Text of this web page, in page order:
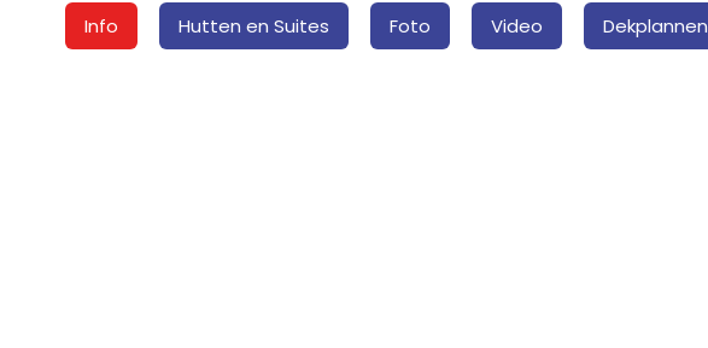
Info Hutten en Suites Foto Video Dekplannen